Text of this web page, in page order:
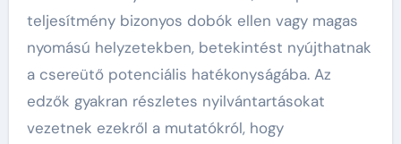
teljesítmény bizonyos dobók ellen vagy magas
nyomású helyzetekben, betekintést nyújthatnak
a csereütő potenciális hatékonyságába. Az
edzők gyakran részletes nyilvántartásokat
vezetnek ezekről a mutatókról, hogy